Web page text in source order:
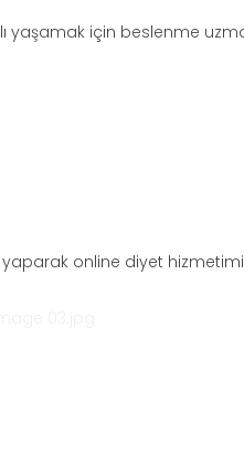
için beslenme
yaparak online diyet